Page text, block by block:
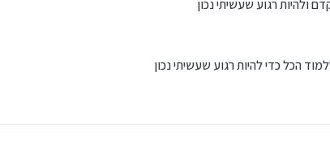
ולהיות רגוע שעשיתי נכון
הכל כדי להיות רגוע שעשיתי נכון